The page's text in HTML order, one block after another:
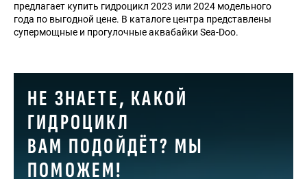
предлагает купить гидроцикл 2023 или 2024 модельного
года по выгодной цене. В каталоге центра представлены
супермощные и прогулочные аквабайки Sea-Doo.
НЕ ЗНАЕТЕ, КАКОЙ
ГИДРОЦИКЛ
ВАМ ПОДОЙДЁТ? МЫ
ПОМОЖЕМ!